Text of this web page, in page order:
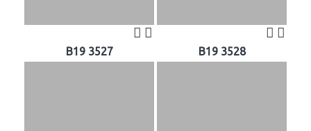
B19 3527 B19 3528